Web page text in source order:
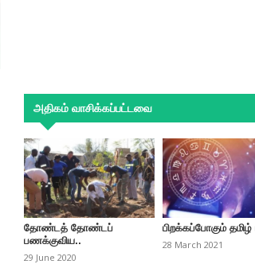
அதிகம் வாசிக்கப்பட்டவை
தோண்டத் தோண்டப்
பணக்குவிய..
29 June 2020
பிறக்கப்போகும் தமிழ்
28 March 2021